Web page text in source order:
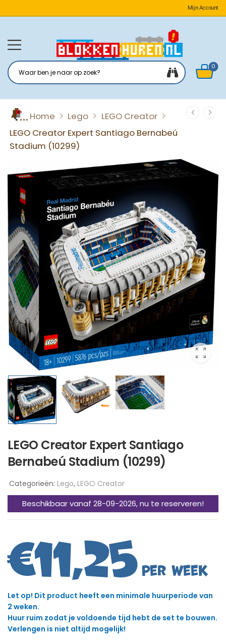
Mijn Account
0
Home > Lego > LEGO Creator >
LEGO Creator Expert Santiago Bernabeú
Stadium (10299)
LEGO Creator Expert Santiago
Bernabeú Stadium (10299)
Categorieën: Lego, LEGO Creator
Beschikbaar vanaf 28-09-2026, nu te reserveren!
€11,25
Let op! Dit product heeft een minimale huurperiode van
2 weken.
Huur ruim zodat je voldoende tijd hebt de set te bouwen.
Verlengen is niet altijd mogelijk!